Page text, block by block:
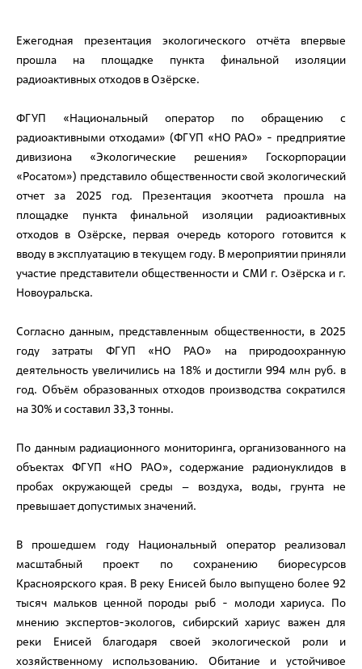
Ежегодная презентация экологического отчёта впервые
прошла на площадке пункта финальной изоляции
радиоактивных отходов в Озёрске.
ФГУП «Национальный оператор по обращению с
радиоактивными отходами» (ФГУП «НО РАО» - предприятие
дивизиона «Экологические решения» Госкорпорации
«Росатом») представило общественности свой экологический
отчет за 2025 год. Презентация экоотчета прошла на
площадке пункта финальной изоляции радиоактивных
отходов в Озёрске, первая очередь которого готовится к
вводу в эксплуатацию в текущем году. В мероприятии приняли
участие представители общественности и СМИ г. Озёрска и г.
Новоуральска.
Согласно данным, представленным общественности, в 2025
году затраты ФГУП «НО РАО» на природоохранную
деятельность увеличились на 18% и достигли 994 млн руб. в
год. Объём образованных отходов производства сократился
на 30% и составил 33,3 тонны.
По данным радиационного мониторинга, организованного на
объектах ФГУП «НО РАО», содержание радионуклидов в
пробах окружающей среды – воздуха, воды, грунта не
превышает допустимых значений.
В прошедшем году Национальный оператор реализовал
масштабный проект по сохранению биоресурсов
Красноярского края. В реку Енисей было выпущено более 92
тысяч мальков ценной породы рыб - молоди хариуса. По
мнению экспертов-экологов, сибирский хариус важен для
реки Енисей благодаря своей экологической роли и
хозяйственному использованию. Обитание и устойчивое